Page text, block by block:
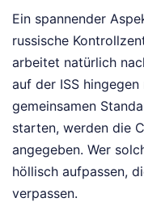
Ein spannender
russische
arbeitet natürlich
auf der ISS
gemeinsamen
starten, werden die
angegeben. Wer
höllisch aufpassen,
verpassen.